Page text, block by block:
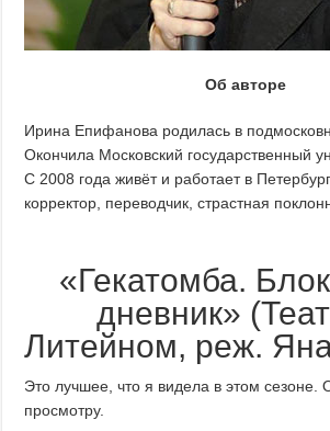
Об авторе
Ирина Епифанова родилась в
Окончила Московский государственный
С 2008 года живёт и работает в
корректор, переводчик, страстная
«Гекатомба.
дневник»
Литейном, реж.
Это лучшее, что я видела в этом сезоне.
просмотру.